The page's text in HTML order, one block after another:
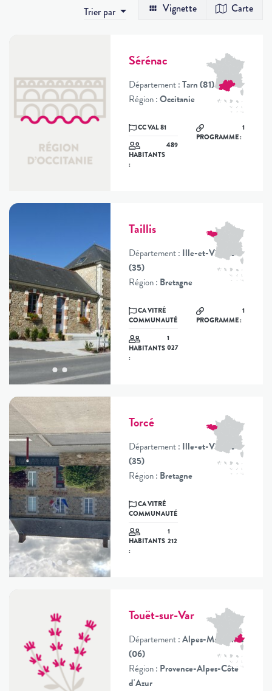
Trier par Vignette Carte
Sérénac
Département :Tarn (81)
Région :Occitanie
CC VAL 81
HABITANTS
:
489
PROGRAMME :
1
Taillis
Département : Ille-et-Vilaine
(35)
Région : Bretagne
CA VITRÉ
COMMUNAUTÉ
HABITANTS
:
1
027
PROGRAMME :
1
Torcé
Département : Ille-et-Vilaine
(35)
Région : Bretagne
CA VITRÉ
COMMUNAUTÉ
HABITANTS
:
1
212
Touët-sur-Var
Département :Alpes-Maritimes
(06)
Région : Provence-Alpes-Côte
d'Azur